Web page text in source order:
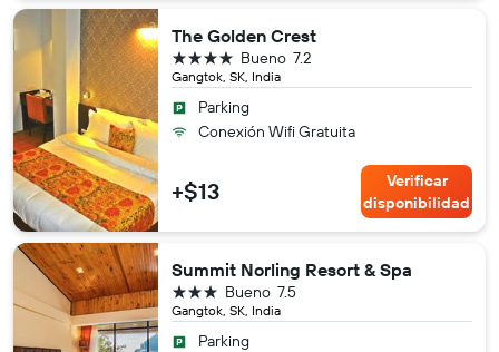
The Golden Crest
Gangtok, SK, India
7.2
Bueno
4 estrellas
Parking
Conexión Wifi Gratuita
+$13
Verificar
disponibilidad
Summit Norling Resort & Spa
Gangtok, SK, India
7.5
Bueno
3 estrellas
Parking